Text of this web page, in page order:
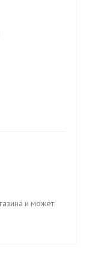
и может